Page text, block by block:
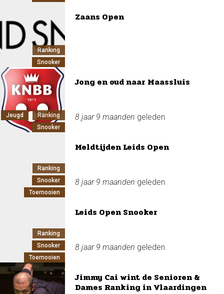
Ranking
Snooker
Zaans Open
Jeugd
Ranking
Snooker
Jong en oud naar Maassluis
8 jaar 9 maanden geleden
Ranking
Snooker
Toernooien
Meldtijden Leids Open
8 jaar 9 maanden geleden
Ranking
Snooker
Toernooien
Leids Open Snooker
8 jaar 9 maanden geleden
Jimmy Cai wint de Senioren &
Dames Ranking in Vlaardingen